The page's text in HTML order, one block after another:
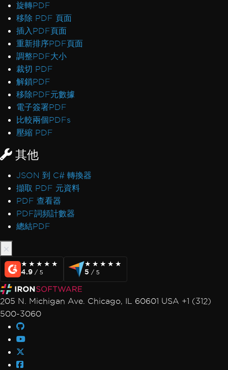
旋轉PDF
移除 PDF 頁面
插入PDF頁面
重新排序PDF頁面
調整PDF大小
裁切 PDF
解鎖PDF
移除PDF元數據
電子簽署PDF
比較兩個PDFs
壓縮 PDF
其他
JSON 到 C# 轉換器
擷取 PDF 元資料
PDF 查看器
PDF詞頻計數器
總結PDF
★★★★★
★★★★★
4.9 / 5
★★★★★
★★★★★
5 / 5
205 N. Michigan Ave. Chicago, IL 60601 USA +1 (312)
500-3060